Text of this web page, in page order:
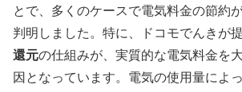
とで、多くのケースで電気料金の節約
判明しました。特に、ドコモでんきが
還元の仕組みが、実質的な電気料金を
因となっています。電気の使用量によ